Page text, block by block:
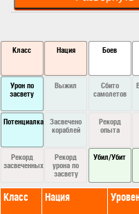
Класс Нация Боев
Урон по
засвету
Выжил
Сбито
самолетов
Потенциалка
Засвечено
кораблей
Рекорд
опыта
Рекорд
засвеченных
Рекорд
урона по
засвету
Убил/Убит
Класс Нация